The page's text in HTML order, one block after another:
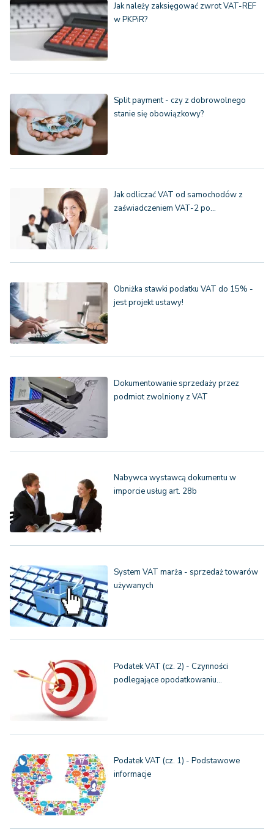
Jak należy zaksięgować zwrot VAT-REF
w PKPiR?
Split payment - czy z dobrowolnego
stanie się obowiązkowy?
Jak odliczać VAT od samochodów z
zaświadczeniem VAT-2 po…
Obniżka stawki podatku VAT do 15% -
jest projekt ustawy!
Dokumentowanie sprzedaży przez
podmiot zwolniony z VAT
Nabywca wystawcą dokumentu w
imporcie usług art. 28b
System VAT marża - sprzedaż towarów
używanych
Podatek VAT (cz. 2) - Czynności
podlegające opodatkowaniu…
Podatek VAT (cz. 1) - Podstawowe
informacje